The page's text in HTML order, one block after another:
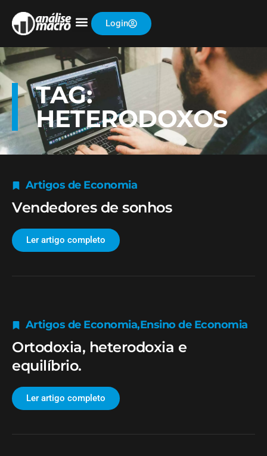
Login
TAG:
HETERODOXOS
Artigos de Economia
Vendedores de sonhos
Ler artigo completo
Artigos de Economia,Ensino de Economia
Ortodoxia, heterodoxia e
equilíbrio.
Ler artigo completo